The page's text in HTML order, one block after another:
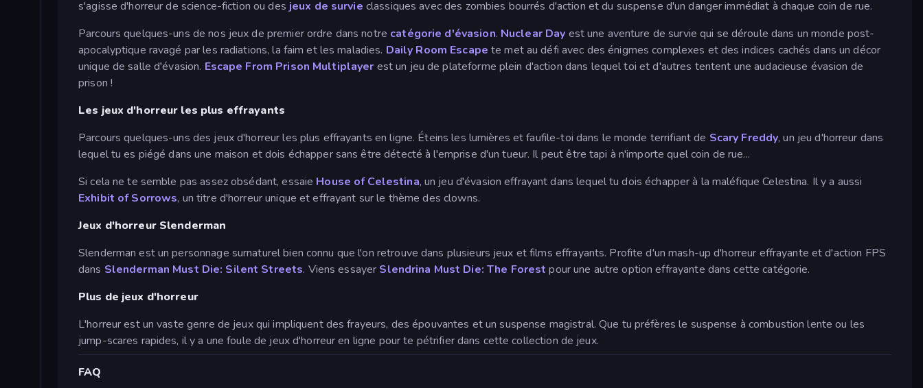
s'agisse d'horreur de science-fiction ou des jeux de survie classiques avec des zombies bourrés d'action et du suspense d'un danger immédiat à chaque coin de rue.
Parcours quelques-uns de nos jeux de premier ordre dans notre catégorie d'évasion. Nuclear Day est une aventure de survie qui se déroule dans un monde post-
apocalyptique ravagé par les radiations, la faim et les maladies. Daily Room Escape te met au défi avec des énigmes complexes et des indices cachés dans un décor
unique de salle d'évasion. Escape From Prison Multiplayer est un jeu de plateforme plein d'action dans lequel toi et d'autres tentent une audacieuse évasion de
prison !
Les jeux d'horreur les plus effrayants
Parcours quelques-uns des jeux d'horreur les plus effrayants en ligne. Éteins les lumières et faufile-toi dans le monde terrifiant de Scary Freddy, un jeu d'horreur dans
lequel tu es piégé dans une maison et dois échapper sans être détecté à l'emprise d'un tueur. Il peut être tapi à n'importe quel coin de rue...
Si cela ne te semble pas assez obsédant, essaie House of Celestina, un jeu d'évasion effrayant dans lequel tu dois échapper à la maléfique Celestina. Il y a aussi
Exhibit of Sorrows, un titre d'horreur unique et effrayant sur le thème des clowns.
Jeux d'horreur Slenderman
Slenderman est un personnage surnaturel bien connu que l'on retrouve dans plusieurs jeux et films effrayants. Profite d'un mash-up d'horreur effrayante et d'action FPS
dans Slenderman Must Die: Silent Streets. Viens essayer Slendrina Must Die: The Forest pour une autre option effrayante dans cette catégorie.
Plus de jeux d'horreur
L'horreur est un vaste genre de jeux qui impliquent des frayeurs, des épouvantes et un suspense magistral. Que tu préfères le suspense à combustion lente ou les
jump-scares rapides, il y a une foule de jeux d'horreur en ligne pour te pétrifier dans cette collection de jeux.
FAQ